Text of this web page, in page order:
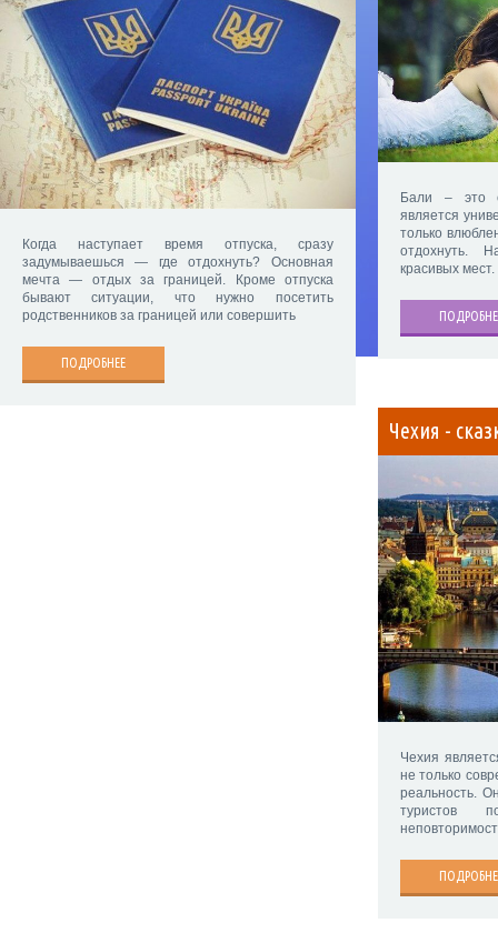
Когда наступает время отпуска, сразу
задумываешься — где отдохнуть? Основная
мечта — отдых за границей. Кроме отпуска
бывают ситуации, что нужно посетить
родственников за границей или совершить
ПОДРОБНЕЕ
Бали – это
является
только
отдохнуть.
красивых
Чехия -
Чехия
не только
реальность.
туристов